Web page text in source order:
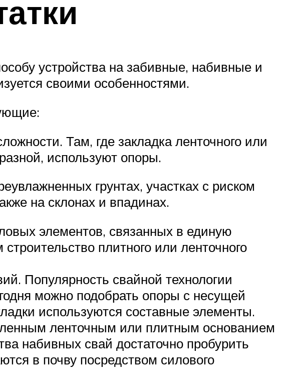
устройства на забивные, набивные и
своими особенностями.
Там, где закладка ленточного или
используют опоры.
грунтах, участках с риском
на склонах и впадинах.
элементов, связанных в единую
плитного или ленточного
Популярность свайной технологии
можно подобрать опоры с несущей
используются составные элементы.
ленточным или плитным основанием
набивных свай достаточно пробурить
в почву посредством силового